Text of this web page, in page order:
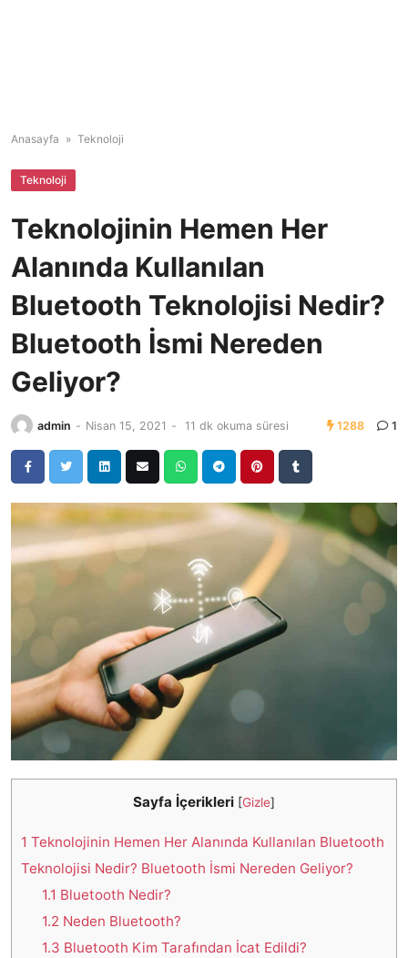
Anasayfa » Teknoloji
Teknoloji
Teknolojinin Hemen Her
Alanında Kullanılan
Bluetooth Teknolojisi Nedir?
Bluetooth İsmi Nereden
Geliyor?
admin - Nisan 15, 2021 - 11 dk okuma süresi 1288 1
Sayfa İçerikleri [Gizle]
1 Teknolojinin Hemen Her Alanında Kullanılan Bluetooth
Teknolojisi Nedir? Bluetooth İsmi Nereden Geliyor?
1.1 Bluetooth Nedir?
1.2 Neden Bluetooth?
1.3 Bluetooth Kim Tarafından İcat Edildi?